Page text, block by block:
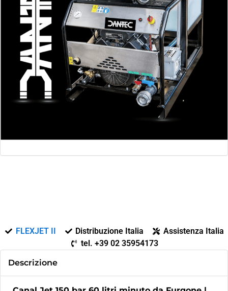
FLEXJET II Distribuzione Italia
Assistenza Italia
tel. +39 02 35954173
Descrizione